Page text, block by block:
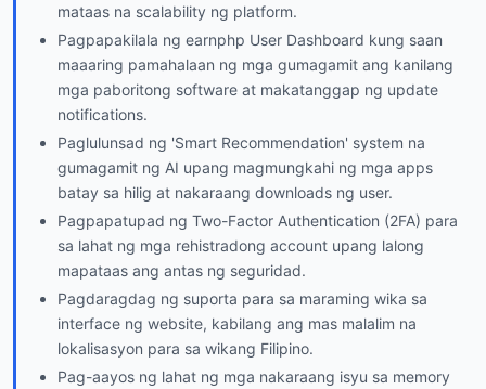
mataas na scalability ng platform.
Pagpapakilala ng earnphp User Dashboard kung saan
maaaring pamahalaan ng mga gumagamit ang kanilang
mga paboritong software at makatanggap ng update
notifications.
Paglulunsad ng 'Smart Recommendation' system na
gumagamit ng AI upang magmungkahi ng mga apps
batay sa hilig at nakaraang downloads ng user.
Pagpapatupad ng Two-Factor Authentication (2FA) para
sa lahat ng mga rehistradong account upang lalong
mapataas ang antas ng seguridad.
Pagdaragdag ng suporta para sa maraming wika sa
interface ng website, kabilang ang mas malalim na
lokalisasyon para sa wikang Filipino.
Pag-aayos ng lahat ng mga nakaraang isyu sa memory